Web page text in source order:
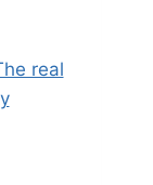
real